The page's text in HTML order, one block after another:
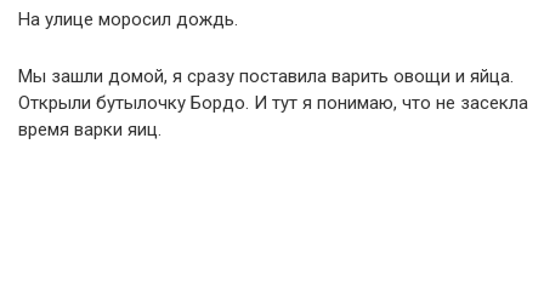
На улице моросил дождь.
Мы зашли домой, я сразу поставила варить овощи и яйца.
Открыли бутылочку Бордо. И тут я понимаю, что не засекла
время варки яиц.